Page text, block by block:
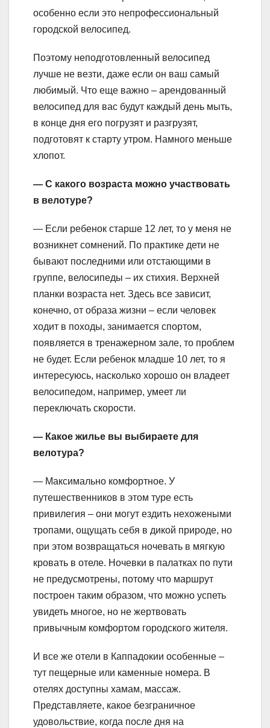
особенно если это непрофессиональный
городской велосипед.
Поэтому неподготовленный велосипед
лучше не везти, даже если он ваш самый
любимый. Что еще важно – арендованный
велосипед для вас будут каждый день мыть,
в конце дня его погрузят и разгрузят,
подготовят к старту утром. Намного меньше
хлопот.
— С какого возраста можно участвовать
в велотуре?
— Если ребенок старше 12 лет, то у меня не
возникнет сомнений. По практике дети не
бывают последними или отстающими в
группе, велосипеды – их стихия. Верхней
планки возраста нет. Здесь все зависит,
конечно, от образа жизни – если человек
ходит в походы, занимается спортом,
появляется в тренажерном зале, то проблем
не будет. Если ребенок младше 10 лет, то я
интересуюсь, насколько хорошо он владеет
велосипедом, например, умеет ли
переключать скорости.
— Какое жилье вы выбираете для
велотура?
— Максимально комфортное. У
путешественников в этом туре есть
привилегия – они могут ездить нехожеными
тропами, ощущать себя в дикой природе, но
при этом возвращаться ночевать в мягкую
кровать в отеле. Ночевки в палатках по пути
не предусмотрены, потому что маршрут
построен таким образом, что можно успеть
увидеть многое, но не жертвовать
привычным комфортом городского жителя.
И все же отели в Каппадокии особенные –
тут пещерные или каменные номера. В
отелях доступны хамам, массаж.
Представляете, какое безграничное
удовольствие, когда после дня на